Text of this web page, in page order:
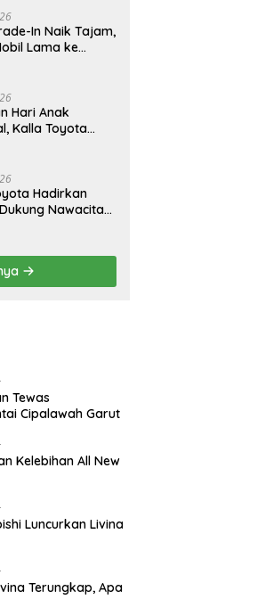
In Naik Tajam,
Lama ke
Hari Anak
Kalla Toyota
melalui
Hadirkan
Nawacita
&
bagi Anak
Tewas
Cipalawah Garut
Kelebihan All New
Luncurkan Livina
Terungkap, Apa